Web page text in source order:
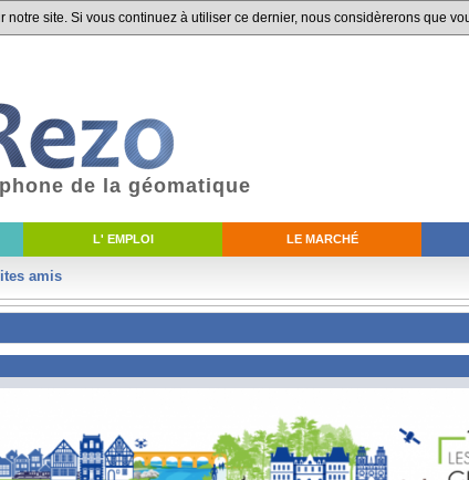
site. Si vous continuez à utiliser ce dernier, nous considèrerons que
L' EMPLOI LE MARCHÉ
amis
de la géomatique